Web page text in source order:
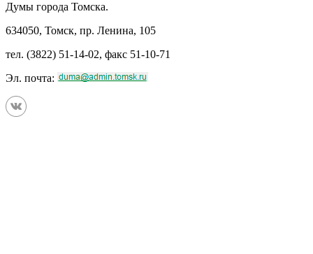
Думы города Томска.
634050, Томск, пр. Ленина, 105
тел. (3822) 51-14-02, факс 51-10-71
Эл. почта: